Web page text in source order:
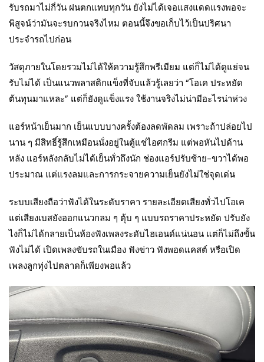
รับรถมาไม่กี่วัน ฝนตกแทบทุกวัน ยังไม่ได้เจอแสงแดดแรงพอจะ
พิสูจน์ว่ามันจะรบกวนจริงไหม ตอนนี้จึงขอเก็บไว้เป็นปริศนา
ประจำรถไปก่อน
วัสดุภายในโดยรวมไม่ได้ให้ความรู้สึกพรีเมียม แต่ก็ไม่ได้ดูแย่จน
รับไม่ได้ เป็นแนวพลาสติกแข็งที่จับแล้วรู้เลยว่า “โอเค ประหยัด
ต้นทุนมาแหละ” แต่ก็ยังดูแข็งแรง ใช้งานจริงไม่น่ามีอะไรน่าห่วง
แอร์หน้าเย็นมาก เย็นแบบบางครั้งต้องลดพัดลม เพราะถ้าปล่อยไป
นาน ๆ มีสิทธิ์รู้สึกเหมือนนั่งอยู่ในตู้แช่ไอศกรีม แต่พอหันไปด้าน
หลัง แอร์หลังกลับไม่ได้เย็นทั่วถึงนัก ช่องแอร์ปรับซ้าย-ขวาได้พอ
ประมาณ แต่แรงลมและการกระจายความเย็นยังไม่ใช่จุดเด่น
ระบบเสียงถือว่าฟังได้ในระดับราคา รายละเอียดเสียงทั่วไปโอเค
แต่เสียงเบสยังออกแนวกลม ๆ ตุ้บ ๆ แบบรถราคาประหยัด ปรับยัง
ไงก็ไม่ได้กลายเป็นห้องฟังเพลงระดับไฮเอนด์แน่นอน แต่ก็ไม่ถึงขั้น
ฟังไม่ได้ เปิดเพลงขับรถในเมือง ฟังข่าว ฟังพอดแคสต์ หรือเปิด
เพลงลูกทุ่งไปตลาดก็เพียงพอแล้ว